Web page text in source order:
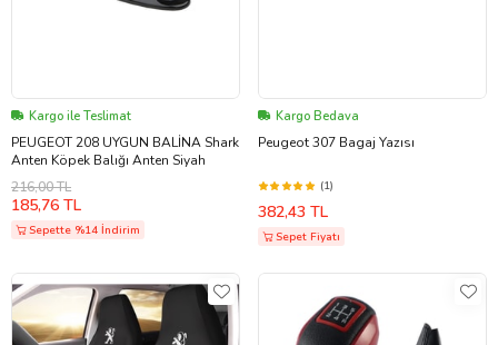
Kargo ile Teslimat
PEUGEOT 208 UYGUN BALİNA Shark
Anten Köpek Balığı Anten Siyah
216,00 TL
185,76 TL
Sepette %14 İndirim
Kargo Bedava
Peugeot 307 Bagaj Yazısı
(1)
382,43 TL
Sepet Fiyatı